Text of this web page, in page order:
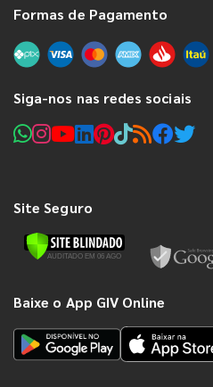
Formas de Pagamento
Siga-nos nas redes sociais
Site Seguro
Baixe o App GIV Online